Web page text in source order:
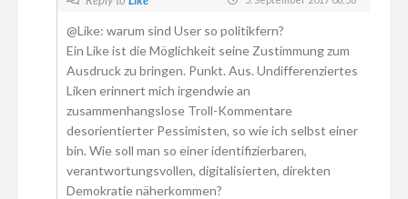
@Like: warum sind User so politikfern?
Ein Like ist die Möglichkeit seine Zustimmung zum
Ausdruck zu bringen. Punkt. Aus. Undifferenziertes
Liken erinnert mich irgendwie an
zusammenhangslose Troll-Kommentare
desorientierter Pessimisten, so wie ich selbst einer
bin. Wie soll man so einer identifizierbaren,
verantwortungsvollen, digitalisierten, direkten
Demokratie näherkommen?